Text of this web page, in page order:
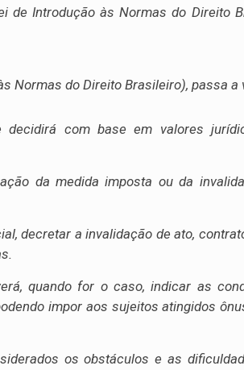
de Introdução às Normas do Direito
Normas do Direito Brasileiro), passa
com base em valores
da medida imposta ou da
decretar a invalidação de ato,
quando for o caso, indicar as
impor aos sujeitos atingidos
os obstáculos e as